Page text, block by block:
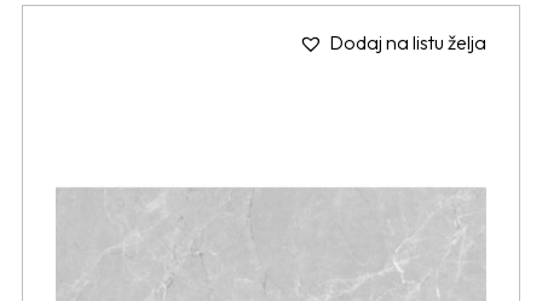
Dodaj na listu želja